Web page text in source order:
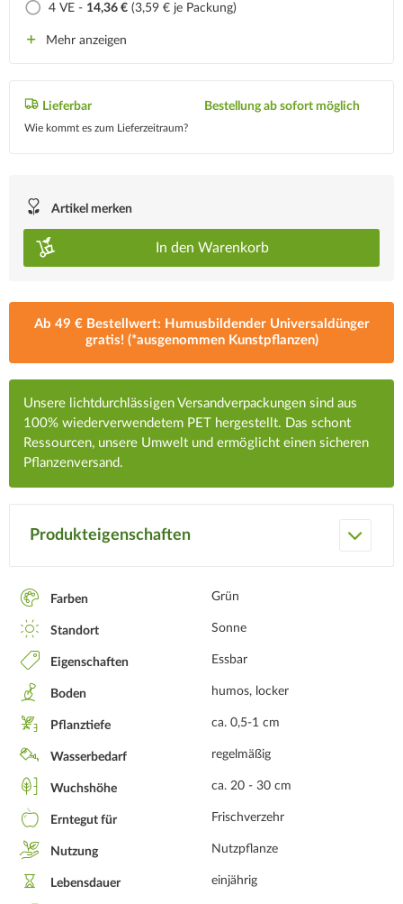
4 VE - 14,36 € (3,59 € je Packung)
Mehr anzeigen
Lieferbar
Wie kommt es zum Lieferzeitraum?
Bestellung ab sofort möglich
Artikel merken
In den Warenkorb
Ab 49 € Bestellwert: Humusbildender Universaldünger
gratis! (*ausgenommen Kunstpflanzen)
Unsere lichtdurchlässigen Versandverpackungen sind aus
100% wiederverwendetem PET hergestellt. Das schont
Ressourcen, unsere Umwelt und ermöglicht einen sicheren
Pflanzenversand.
Produkteigenschaften
Farben Grün
Standort Sonne
Eigenschaften Essbar
Boden humos, locker
Pflanztiefe ca. 0,5-1 cm
Wasserbedarf regelmäßig
Wuchshöhe ca. 20 - 30 cm
Erntegut für Frischverzehr
Nutzung Nutzpflanze
Lebensdauer einjährig